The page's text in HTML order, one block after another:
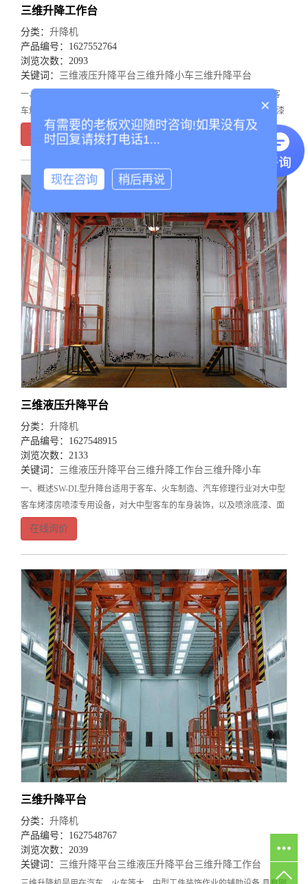
三维升降工作台
分类： 升降机
产品编号：1627552764
浏览次数：2093
关键词： 三维液压升降平台三维升降小车三维升降平台
一、概述SW型升降台适用于客车、火车制造、汽车修理行业对大中型客
车烤漆房喷漆专用设备，对大中型客车的车身装饰，以及喷涂底漆、面漆
等流水作业不可缺少的辅助设施，操作平台是为减速机减速后，传动轴和
链轮、链条变换传递来实现的，该机布局合理，结构紧
在线询价
三维液压升降平台
分类： 升降机
产品编号：1627548915
浏览次数：2133
关键词： 三维液压升降平台三维升降工作台三维升降小车
一、概述SW-DL型升降台适用于客车、火车制造、汽车修理行业对大中型
客车烤漆房喷漆专用设备，对大中型客车的车身装饰，以及喷涂底漆、面
漆等流水作业不可缺少的辅助设施，操作平台的三维移动是通过电机减速
机减速后，传动轴和链轮、链条变换传递来实现的
在线询价
三维升降平台
分类： 升降机
产品编号：1627548767
浏览次数：2039
关键词： 三维升降平台三维液压升降平台三维升降工作台
×
有需要的老板欢迎随时咨询!如果没有及
时回复请拨打电话1...
现在咨询 稍后再说